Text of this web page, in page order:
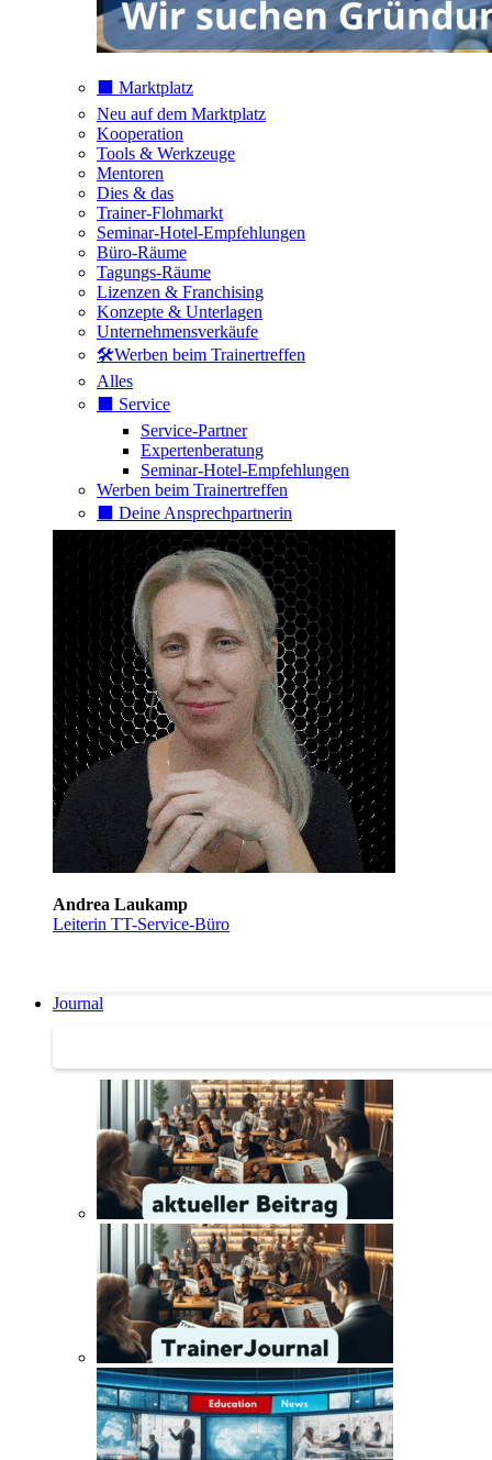
⬛️ Marktplatz
Neu auf dem Marktplatz
Kooperation
Tools & Werkzeuge
Mentoren
Dies & das
Trainer-Flohmarkt
Seminar-Hotel-Empfehlungen
Büro-Räume
Tagungs-Räume
Lizenzen & Franchising
Konzepte & Unterlagen
Unternehmensverkäufe
🛠️Werben beim Trainertreffen
Alles
⬛️ Service
Service-Partner
Expertenberatung
Seminar-Hotel-Empfehlungen
Werben beim Trainertreffen
⬛️ Deine Ansprechpartnerin
Andrea Laukamp
Leiterin TT-Service-Büro
Journal